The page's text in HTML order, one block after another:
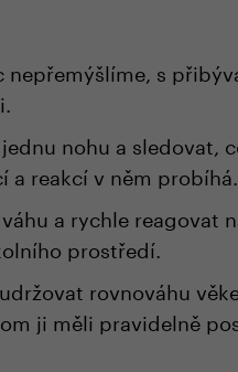
s
nohu a sledovat,
reakcí v něm probíhá.
a rychle reagovat
prostředí.
rovnováhu
ji měli pravidelně